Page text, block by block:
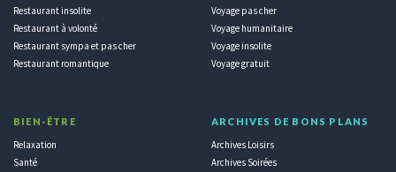
Restaurant insolite
Restaurant à volonté
Restaurant sympa et pas cher
Restaurant romantique
BIEN-ÊTRE
Relaxation
Santé
Voyage pas cher
Voyage humanitaire
Voyage insolite
Voyage gratuit
ARCHIVES DE BONS PLANS
Archives Loisirs
Archives Soirées